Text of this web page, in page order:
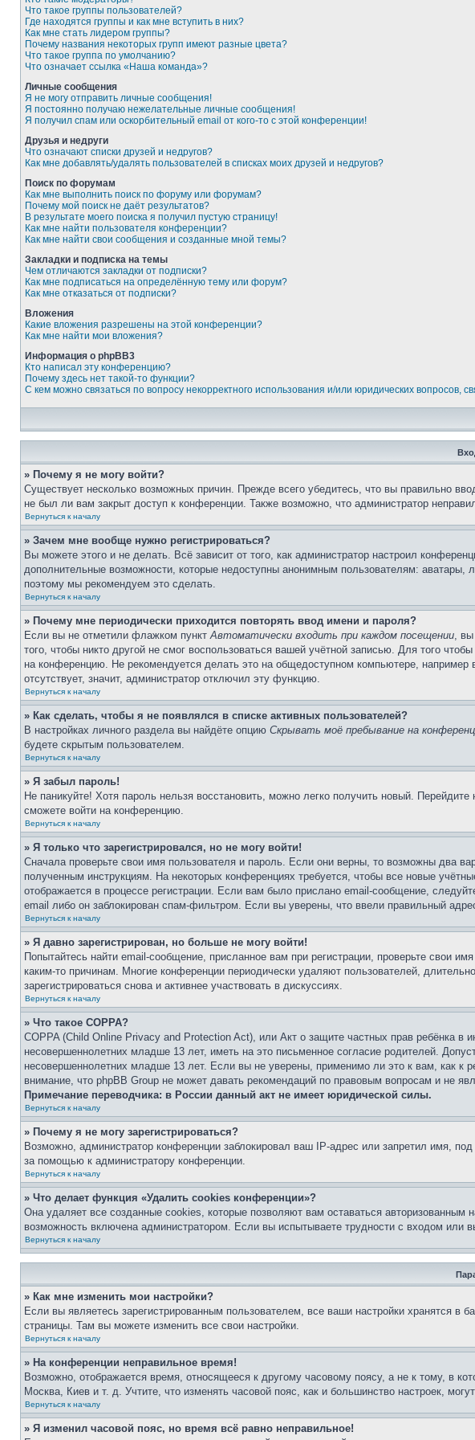
Что такое группы пользователей?
Где находятся группы и как мне вступить в них?
Как мне стать лидером группы?
Почему названия некоторых групп имеют разные цвета?
Что такое группа по умолчанию?
Что означает ссылка «Наша команда»?
Личные сообщения
Я не могу отправить личные сообщения!
Я постоянно получаю нежелательные личные сообщения!
Я получил спам или оскорбительный email от кого-то с этой конференции!
Друзья и недруги
Что означают списки друзей и недругов?
Как мне добавлять/удалять пользователей в списках моих друзей и недругов?
Поиск по форумам
Как мне выполнить поиск по форуму или форумам?
Почему мой поиск не даёт результатов?
В результате моего поиска я получил пустую страницу!
Как мне найти пользователя конференции?
Как мне найти свои сообщения и созданные мной темы?
Закладки и подписка на темы
Чем отличаются закладки от подписки?
Как мне подписаться на определённую тему или форум?
Как мне отказаться от подписки?
Вложения
Какие вложения разрешены на этой конференции?
Как мне найти мои вложения?
Информация о phpBB3
Кто написал эту конференцию?
Почему здесь нет такой-то функции?
С кем можно связаться по вопросу некорректного использования и/или юридических вопросов,
» Почему я не могу войти?
Существует несколько возможных причин. Прежде всего убедитесь, что вы правильно
не был ли вам закрыт доступ к конференции. Также возможно, что администратор
Вернуться к началу
» Зачем мне вообще нужно регистрироваться?
Вы можете этого и не делать. Всё зависит от того, как администратор настроил
дополнительные возможности, которые недоступны анонимным пользователям: аватары,
поэтому мы рекомендуем это сделать.
Вернуться к началу
» Почему мне периодически приходится повторять ввод имени и пароля?
Если вы не отметили флажком пунктАвтоматически входить при каждом посещении, вы
того, чтобы никто другой не смог воспользоваться вашей учётной записью. Для того
на конференцию. Не рекомендуется делать это на общедоступном компьютере, например
отсутствует, значит, администратор отключил эту функцию.
Вернуться к началу
» Как сделать, чтобы я не появлялся в списке активных пользователей?
В настройках личного раздела вы найдёте опцию Скрывать моё пребывание на
будете скрытым пользователем.
Вернуться к началу
» Я забыл пароль!
Не паникуйте! Хотя пароль нельзя восстановить, можно легко получить новый.
сможете войти на конференцию.
Вернуться к началу
» Я только что зарегистрировался, но не могу войти!
Сначала проверьте свои имя пользователя и пароль. Если они верны, то возможны два
полученным инструкциям. На некоторых конференциях требуется, чтобы все новые
отображается в процессе регистрации. Если вам было прислано email-сообщение,
email либо он заблокирован спам-фильтром. Если вы уверены, что ввели правильный
Вернуться к началу
» Я давно зарегистрирован, но больше не могу войти!
Попытайтесь найти email-сообщение, присланное вам при регистрации, проверьте свои
каким-то причинам. Многие конференции периодически удаляют пользователей,
зарегистрироваться снова и активнее участвовать в дискуссиях.
Вернуться к началу
» Что такое COPPA?
COPPA (Child Online Privacy and Protection Act), или Акт о защите частных прав ребёнка
несовершеннолетних младше 13 лет, иметь на это письменное согласие родителей.
несовершеннолетних младше 13 лет. Если вы не уверены, применимо ли это к вам, как к
внимание, что phpBB Group не может давать рекомендаций по правовым вопросам и не
Примечание переводчика: в России данный акт не имеет юридической силы.
Вернуться к началу
» Почему я не могу зарегистрироваться?
Возможно, администратор конференции заблокировал ваш IP-адрес или запретил имя,
за помощью к администратору конференции.
Вернуться к началу
» Что делает функция «Удалить cookies конференции»?
Она удаляет все созданные cookies, которые позволяют вам оставаться
возможность включена администратором. Если вы испытываете трудности с входом
Вернуться к началу
» Как мне изменить мои настройки?
Если вы являетесь зарегистрированным пользователем, все ваши настройки хранятся в
страницы. Там вы можете изменить все свои настройки.
Вернуться к началу
» На конференции неправильное время!
Возможно, отображается время, относящееся к другому часовому поясу, а не к тому, в
Москва, Киев и т. д. Учтите, что изменять часовой пояс, как и большинство настроек,
Вернуться к началу
» Я изменил часовой пояс, но время всё равно неправильное!